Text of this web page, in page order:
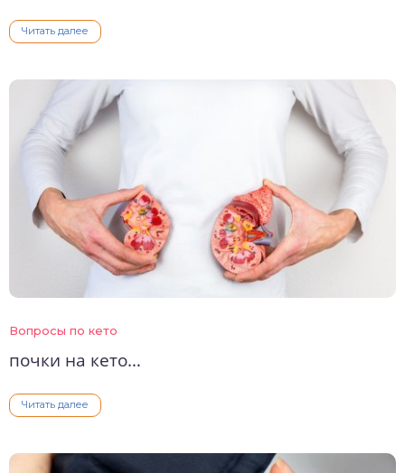
Читать далее
Вопросы по кето
почки на кето…
Читать далее